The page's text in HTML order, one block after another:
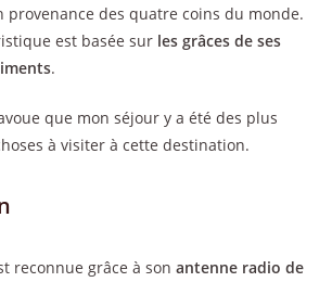
provenance des quatre coins du monde.
est basée sur les grâces de ses
.
que mon séjour y a été des plus
à visiter à cette destination.
reconnue grâce à son antenne radio de